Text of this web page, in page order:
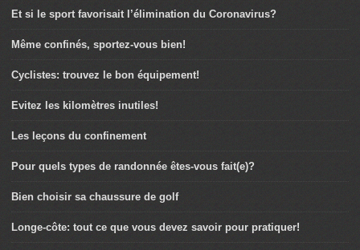
Et si le sport favorisait l’élimination du Coronavirus?
Même confinés, sportez-vous bien!
Cyclistes: trouvez le bon équipement!
Evitez les kilomètres inutiles!
Les leçons du confinement
Pour quels types de randonnée êtes-vous fait(e)?
Bien choisir sa chaussure de golf
Longe-côte: tout ce que vous devez savoir pour pratiquer!